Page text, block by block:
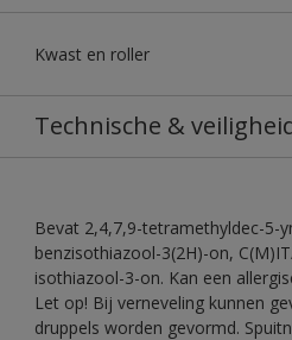
Kwast en roller
Technische &
Bevat 2,4,7,9-tetramethyldec-5-
benzisothiazool-3(2H)-on,
isothiazool-3-on. Kan een
Let op! Bij verneveling kunnen
druppels worden gevormd.